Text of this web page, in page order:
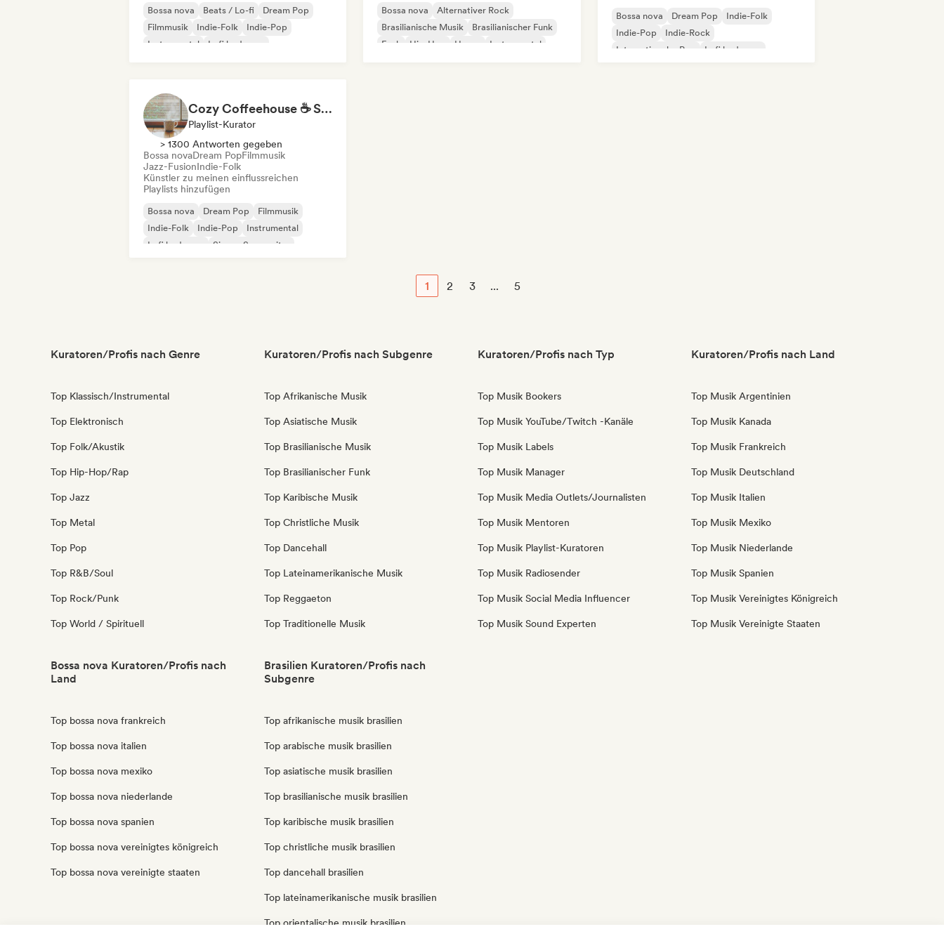
Bossa nova Beats / Lo-fi
Dream Pop
Filmmusik
Indie-Folk
Indie-Pop
Instrumental
Lofi bedroom
Bossa nova
Alternativer Rock
Brasilianische Musik
Brasilianischer Funk
Funk
Hip-Hop House Instrumental
Bossa nova Dream Pop
Indie-Folk
Indie-Pop
Indie-Rock
Internationaler Pop
Lofi bedroom
Cozy Coffeehouse ☕ Singer-Songwriter, Indie Folk & Acoustic
Playlist-Kurator
> 1300 Antworten gegeben
Bossa novaDream PopFilmmusik
Jazz-FusionIndie-Folk
Künstler zu meinen einflussreichen
Playlists hinzufügen
Bossa nova Dream Pop
Filmmusik
Indie-Folk
Indie-Pop
Instrumental
Lofi bedroom
Singer-Songwriter
1 2 3 ... 5
Kuratoren/Profis nach Genre
Top Klassisch/Instrumental
Top Elektronisch
Top Folk/Akustik
Top Hip-Hop/Rap
Top Jazz
Top Metal
Top Pop
Top R&B/Soul
Top Rock/Punk
Top World / Spirituell
Kuratoren/Profis nach Subgenre
Top Afrikanische Musik
Top Asiatische Musik
Top Brasilianische Musik
Top Brasilianischer Funk
Top Karibische Musik
Top Christliche Musik
Top Dancehall
Top Lateinamerikanische Musik
Top Reggaeton
Top Traditionelle Musik
Kuratoren/Profis nach Typ
Top Musik Bookers
Top Musik YouTube/Twitch -Kanäle
Top Musik Labels
Top Musik Manager
Top Musik Media Outlets/Journalisten
Top Musik Mentoren
Top Musik Playlist-Kuratoren
Top Musik Radiosender
Top Musik Social Media Influencer
Top Musik Sound Experten
Kuratoren/Profis nach Land
Top Musik Argentinien
Top Musik Kanada
Top Musik Frankreich
Top Musik Deutschland
Top Musik Italien
Top Musik Mexiko
Top Musik Niederlande
Top Musik Spanien
Top Musik Vereinigtes Königreich
Top Musik Vereinigte Staaten
Bossa nova Kuratoren/Profis nach
Land
Top bossa nova frankreich
Top bossa nova italien
Top bossa nova mexiko
Top bossa nova niederlande
Top bossa nova spanien
Top bossa nova vereinigtes königreich
Top bossa nova vereinigte staaten
Brasilien Kuratoren/Profis nach
Subgenre
Top afrikanische musik brasilien
Top arabische musik brasilien
Top asiatische musik brasilien
Top brasilianische musik brasilien
Top karibische musik brasilien
Top christliche musik brasilien
Top dancehall brasilien
Top lateinamerikanische musik brasilien
Top orientalische musik brasilien